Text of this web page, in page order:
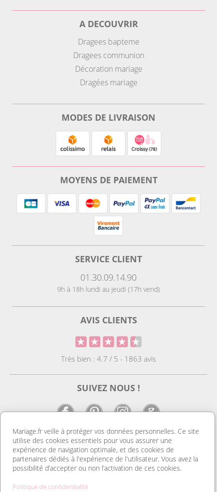
A DECOUVRIR
Dragees bapteme
Dragees communion
Décoration mariage
Dragées mariage
MODES DE LIVRAISON
MOYENS DE PAIEMENT
SERVICE CLIENT
01.30.09.14.90
9h à 18h lundi au jeudi (17h vend)
AVIS CLIENTS
Très bien : 4.7 / 5 - 1863 avis
SUIVEZ NOUS !
LE SITE DE LA DECO MARIAGE
Notre site est le spécialiste de la décoration mariage. Vous
trouverez des idées de déco pas cher ainsi que des housses de
Mariage.fr veille à protéger vos données personnelles. Ce site
utilise des cookies essentiels pour vous assurer une
expérience de navigation optimale, et des cookies de
partenaires dédiés à l'expérience de l'utilisateur. Vous avez la
possibilité d’accepter ou non l’activation de ces cookies.
Politique de confidentialité